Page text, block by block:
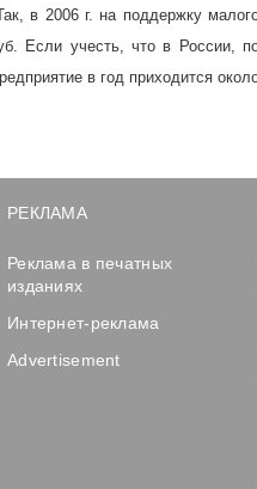
в 2006 г. на поддержку
Если учесть, что в России,
в год приходится
РЕКЛАМА
Реклама в печатных
изданиях
Интернет-реклама
Advertisement